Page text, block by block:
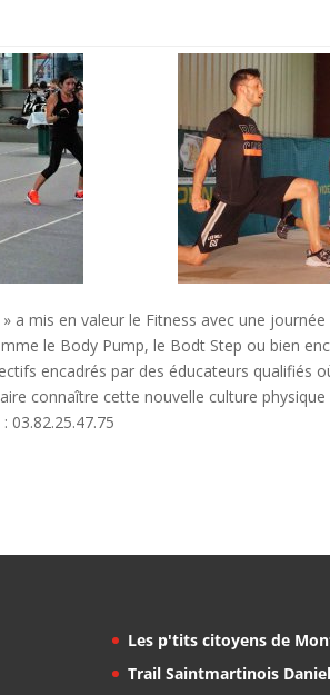
a mis en valeur le Fitness avec une
le Body Pump, le Bodt Step ou bien
encadrés par des éducateurs qualifiés
connaître cette nouvelle culture
03.82.25.47.75
Les p'tits citoyens de
Trail Saintmartinois Daniel